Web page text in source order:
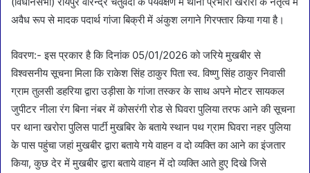
अवैध रूप से मादक पदार्थ गांजा बिक्री में अंकुश लगाने गिरफ्तार किया गया है।
विवरण:- इस प्रकार है कि दिनांक 05/01/2026 को जरिये मुखबीर से
विश्वसनीय सूचना मिला कि राकेश सिंह ठाकुर पिता स्व. विष्णु सिंह ठाकुर निवासी
ग्राम तुलसी डहरिया द्वारा उड़ीसा के गांजा तस्कर के साथ अपने मोटर सायकल
जुपीटर नीला रंग बिना नंबर में कोसरंगी रोड से घिवरा पुलिया तरफ आने की सूचना
पर थाना खरोरा पुलिस पार्टी मुखबिर के बताये स्थान पथ ग्राम घिवरा नहर पुलिया
के पास पहुंचा जहां मुखबीर द्वारा बताये गये वाहन व दो व्यक्ति का आने का इंजतार
किया, कुछ देर में मुखबीर द्वारा बताये वाहन में दो व्यक्ति आते हुए दिखे जिसे